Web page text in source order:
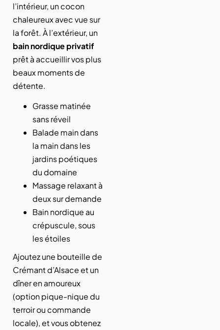
l’intérieur, un cocon
chaleureux avec vue sur
la forêt. À l’extérieur, un
bain nordique privatif
prêt à accueillir vos plus
beaux moments de
détente.
Grasse matinée
sans réveil
Balade main dans
la main dans les
jardins poétiques
du domaine
Massage relaxant à
deux sur demande
Bain nordique au
crépuscule, sous
les étoiles
Ajoutez une bouteille de
Crémant d’Alsace et un
dîner en amoureux
(option pique-nique du
terroir ou commande
locale), et vous obtenez